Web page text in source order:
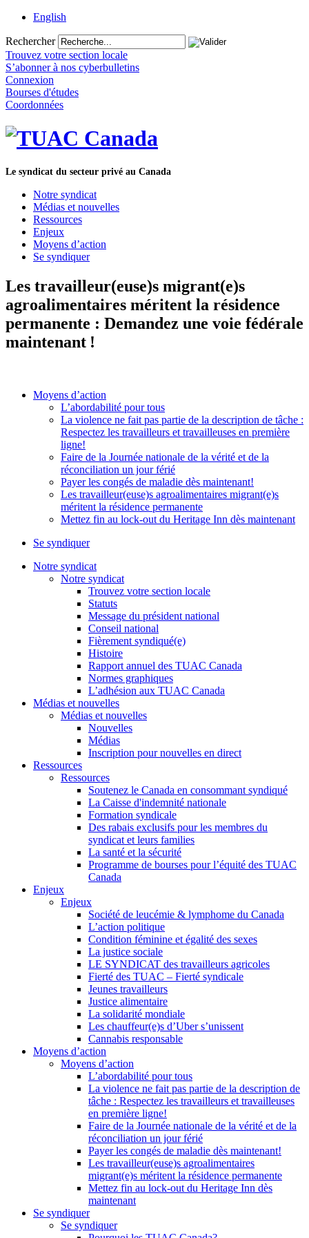
English
Rechercher
Trouvez votre section locale
S’abonner à nos cyberbulletins
Connexion
Bourses d'études
Coordonnées
Le syndicat du secteur privé au Canada
Notre syndicat
Médias et nouvelles
Ressources
Enjeux
Moyens d’action
Se syndiquer
Les travailleur(euse)s migrant(e)s
agroalimentaires méritent la résidence
permanente : Demandez une voie fédérale
maintenant !
Moyens d’action
L’abordabilité pour tous
La violence ne fait pas partie de la description de tâche :
Respectez les travailleurs et travailleuses en première
ligne!
Faire de la Journée nationale de la vérité et de la
réconciliation un jour férié
Payer les congés de maladie dès maintenant!
Les travailleur(euse)s agroalimentaires migrant(e)s
méritent la résidence permanente
Mettez fin au lock-out du Heritage Inn dès maintenant
Se syndiquer
Notre syndicat
Notre syndicat
Trouvez votre section locale
Statuts
Message du président national
Conseil national
Fièrement syndiqué(e)
Histoire
Rapport annuel des TUAC Canada
Normes graphiques
L’adhésion aux TUAC Canada
Médias et nouvelles
Médias et nouvelles
Nouvelles
Médias
Inscription pour nouvelles en direct
Ressources
Ressources
Soutenez le Canada en consommant syndiqué
La Caisse d'indemnité nationale
Formation syndicale
Des rabais exclusifs pour les membres du
syndicat et leurs families
La santé et la sécurité
Programme de bourses pour l’équité des TUAC
Canada
Enjeux
Enjeux
Société de leucémie & lymphome du Canada
L’action politique
Condition féminine et égalité des sexes
La justice sociale
LE SYNDICAT des travailleurs agricoles
Fierté des TUAC – Fierté syndicale
Jeunes travailleurs
Justice alimentaire
La solidarité mondiale
Les chauffeur(e)s d’Uber s’unissent
Cannabis responsable
Moyens d’action
Moyens d’action
L’abordabilité pour tous
La violence ne fait pas partie de la description de
tâche : Respectez les travailleurs et travailleuses
en première ligne!
Faire de la Journée nationale de la vérité et de la
réconciliation un jour férié
Payer les congés de maladie dès maintenant!
Les travailleur(euse)s agroalimentaires
migrant(e)s méritent la résidence permanente
Mettez fin au lock-out du Heritage Inn dès
maintenant
Se syndiquer
Se syndiquer